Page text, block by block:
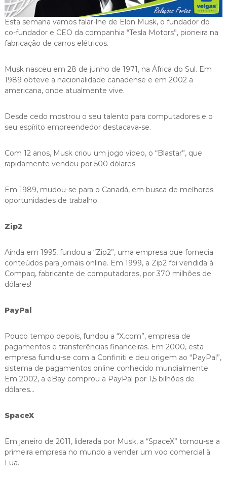
i
g
a
s
Esta semana vamos falar-lhe de Elon Musk, o fundador do
co-fundador e CEO da companhia “Tesla Motors”, pioneira na
fabricação de carros elétricos.
Musk nasceu em 28 de junho de 1971, na África do Sul. Em
1989 obteve a nacionalidade canadense e em 2002 a
americana, onde atualmente vive.
Desde cedo mostrou o seu talento para computadores e o
seu espírito empreendedor destacava-se.
Com 12 anos, Musk criou um jogo vídeo, o “Blastar”, que
rapidamente vendeu por 500 dólares.
Em 1989, mudou-se para o Canadá, em busca de melhores
oportunidades de trabalho.
Zip2
Ainda em 1995, fundou a “Zip2”, uma empresa que fornecia
conteúdos para jornais online. Em 1999, a Zip2 foi vendida à
Compaq, fabricante de computadores, por 370 milhões de
dólares!
PayPal
Pouco tempo depois, fundou a “X.com”, empresa de
pagamentos e transferências financeiras. Em 2000, esta
empresa fundiu-se com a Confiniti e deu origem ao “PayPal”,
sistema de pagamentos online conhecido mundialmente.
Em 2002, a eBay comprou a PayPal por 1,5 bilhões de
dólares…
SpaceX
Em janeiro de 2011, liderada por Musk, a “SpaceX” tornou-se a
primeira empresa no mundo a vender um voo comercial à
Lua.